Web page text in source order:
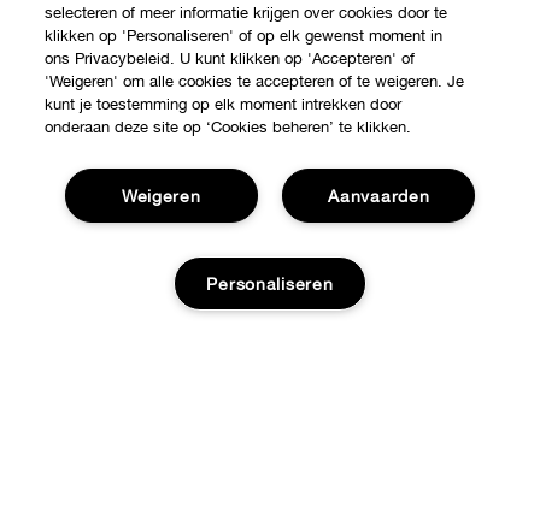
selecteren of meer informatie krijgen over cookies door te
klikken op 'Personaliseren' of op elk gewenst moment in
ons Privacybeleid. U kunt klikken op 'Accepteren' of
'Weigeren' om alle cookies te accepteren of te weigeren. Je
kunt je toestemming op elk moment intrekken door
onderaan deze site op ‘Cookies beheren’ te klikken.
Aanvaarden
Weigeren
Personaliseren